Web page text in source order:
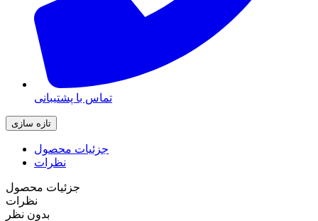
تماس با پشتیبانی
جزئیات محصول
نظرات
جزئیات محصول
نظرات
بدون نظر